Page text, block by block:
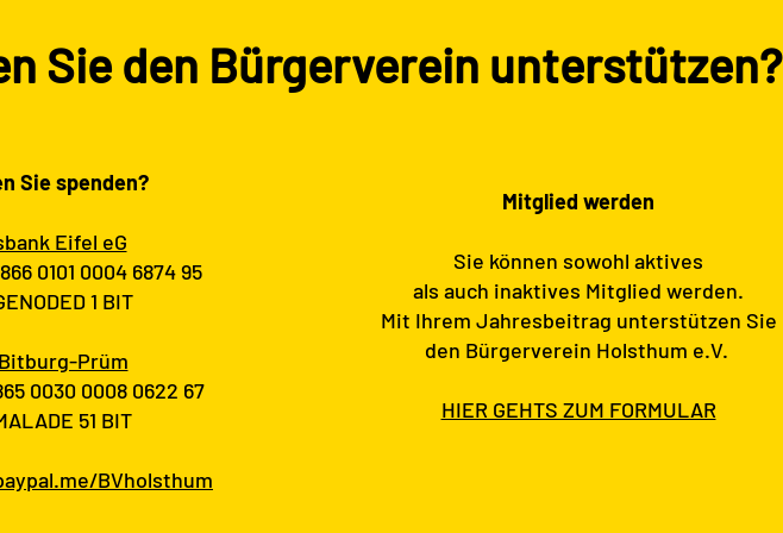
Sie den Bürgerverein unterstützen?
Sie spenden?
Eifel eG
0101 0004 6874 95
1 BIT
Prüm
0030 0008 0622 67
51 BIT
BVholsthum
Mitglied werden
Sie können sowohl aktives
als auch inaktives Mitglied werden.
Mit Ihrem Jahresbeitrag unterstützen Sie
den Bürgerverein Holsthum e.V.
HIER GEHTS ZUM FORMULAR